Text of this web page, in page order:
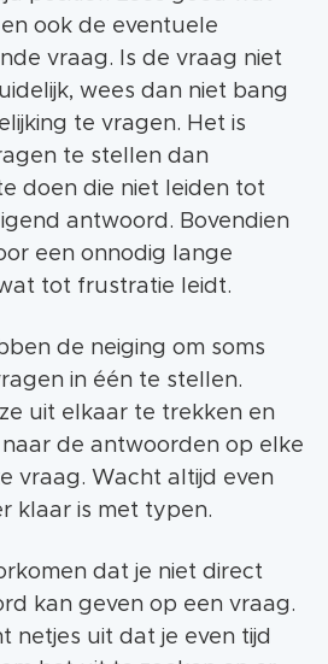
ook de eventuele
vraag. Is de vraag niet
wees dan niet bang
te vragen. Het is
te stellen dan
doen die niet leiden tot
antwoord. Bovendien
een onnodig lange
tot frustratie leidt.
de neiging om soms
in één te stellen.
uit elkaar te trekken en
de antwoorden op elke
vraag. Wacht altijd even
klaar is met typen.
dat je niet direct
kan geven op een vraag.
netjes uit dat je even tijd